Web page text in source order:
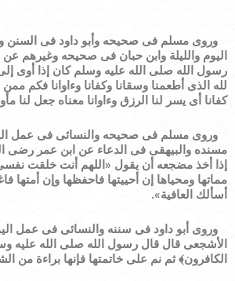
وروى مسلم فى صحيحه وأبو داود فى السنن
اليوم والليلة وابن حبان فى صحيحه وغيرهم
رسول الله صلى الله عليه وسلم كان إذا أوى
لله الذى أطعمنا وسقانا وكفانا وءاوانا فكم
كفانا أى يسر لنا الرزق وءاوانا معناه جعل لنا
وروى مسلم فى صحيحه والنسائى فى عمل
مسنده والبيهقى فى الدعاء عن ابن عمر رضى
إذا أخذ مضجعه أن يقول « اللهم أنت خلقت
مماتها ومحياها إن أحييتها فاحفظها وإن أمتها
أسألك العافية»
.
وروى أبو داود فى سننه والنسائى فى عمل
الأشجعى قال قال رسول الله صلى الله عليه
الكافرون﴾ثم نم على خاتمتها فإنها براءة من